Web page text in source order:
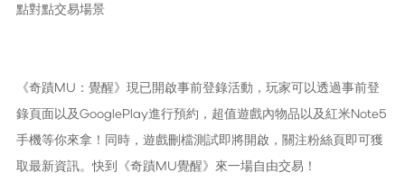
點對點交易場景
《奇蹟MU：覺醒》現已開啟事前登錄活動，玩家可以透過事前登
錄頁面以及GooglePlay進行預約，超值遊戲內物品以及紅米Note5
手機等你來拿！同時，遊戲刪檔測試即將開啟，關注粉絲頁即可獲
取最新資訊。快到《奇蹟MU覺醒》來一場自由交易！